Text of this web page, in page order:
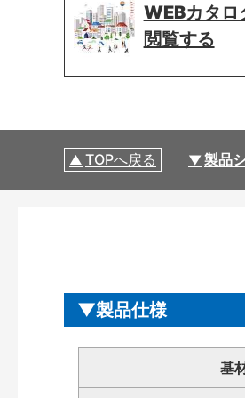
WEBカタロ
閲覧する
TOPへ戻る 製品
製品仕様
基